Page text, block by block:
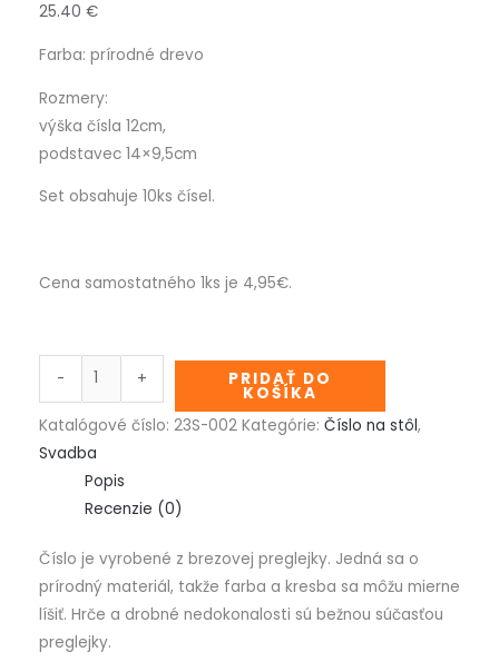
25.40 €
Farba: prírodné drevo
Rozmery:
výška čísla 12cm,
podstavec 14×9,5cm
Set obsahuje 10ks čísel.
Cena samostatného 1ks je 4,95€.
- + PRIDAŤ DO
KOŠÍKA
Katalógové číslo: 23S-002 Kategórie: Číslo na stôl,
Svadba
Popis
Recenzie (0)
Číslo je vyrobené z brezovej preglejky. Jedná sa o
prírodný materiál, takže farba a kresba sa môžu mierne
líšiť. Hrče a drobné nedokonalosti sú bežnou súčasťou
preglejky.